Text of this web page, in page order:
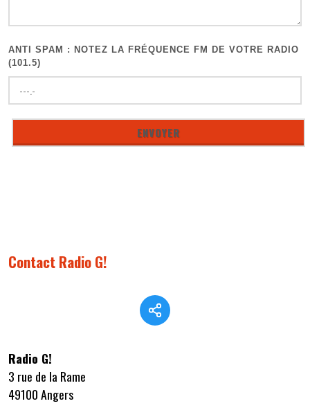
ANTI SPAM : NOTEZ LA FRÉQUENCE FM DE VOTRE RADIO
(101.5)
Contact Radio G!
Radio G!
3 rue de la Rame
49100 Angers